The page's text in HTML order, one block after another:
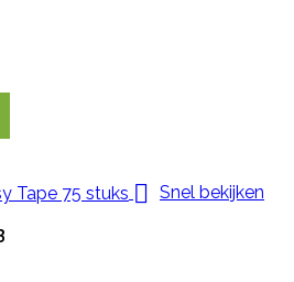
 Snel bekijken